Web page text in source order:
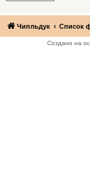
Чипльдук Список
Создано на